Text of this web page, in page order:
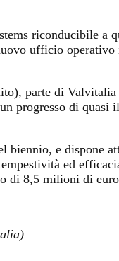
riconducibile a
ufficio operativo
parte di Valvitalia
progresso di quasi
biennio, e dispone
ed
di 8,5 milioni di